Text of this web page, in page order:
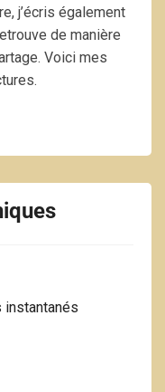
j’écris également
de manière
Voici mes
instantanés